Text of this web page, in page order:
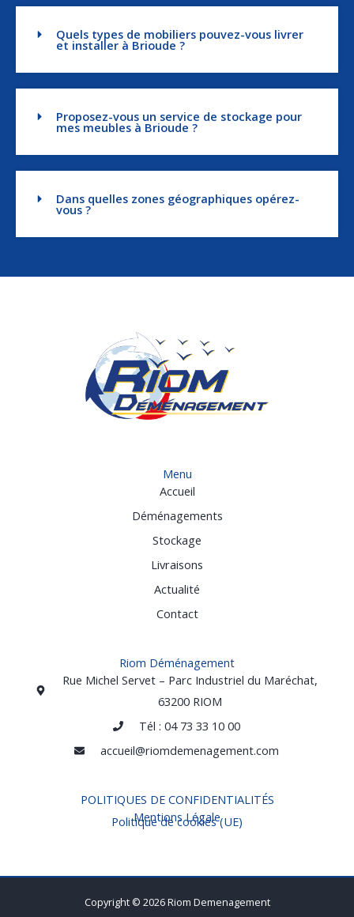
Quels types de mobiliers pouvez-vous livrer
et installer à Brioude ?
Proposez-vous un service de stockage pour
mes meubles à Brioude ?
Dans quelles zones géographiques opérez-
vous ?
Menu
Accueil
Déménagements
Stockage
Livraisons
Actualité
Contact
Riom Déménagement
Rue Michel Servet – Parc Industriel du Maréchat,
63200 RIOM
Tél : 04 73 33 10 00
accueil@riomdemenagement.com
POLITIQUES DE CONFIDENTIALITÉS
Mentions Légale
Politique de cookies (UE)
Copyright © 2026 Riom Demenagement